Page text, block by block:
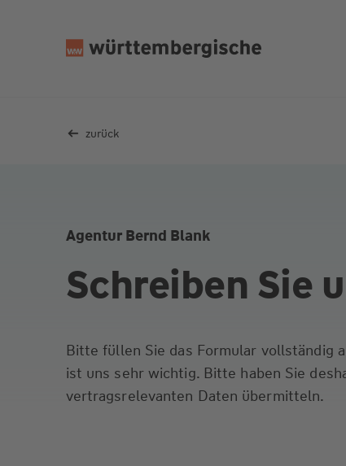
zurück
Agentur Bernd Blank
Schreiben Sie
Bitte füllen Sie das Formular vollständig
ist uns sehr wichtig. Bitte haben Sie
vertragsrelevanten Daten übermitteln.